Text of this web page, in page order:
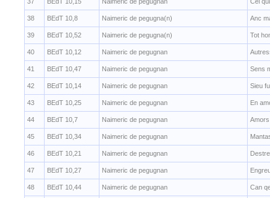
38 BEdT 10,8 Naimeric de pegugna(n) Anc
39 BEdT 10,52 Naimeric de pegugna(n) Tot
40 BEdT 10,12 Naimeric de pegugnan
41 BEdT 10,47 Naimeric de pegugnan Sens
42 BEdT 10,14 Naimeric de pegugnan Sieu
43 BEdT 10,25 Naimeric de pegugnan En
44 BEdT 10,7 Naimeric de pegugnan
45 BEdT 10,34 Naimeric de pegugnan
46 BEdT 10,21 Naimeric de pegugnan
47 BEdT 10,27 Naimeric de pegugnan
48 BEdT 10,44 Naimeric de pegugnan Can